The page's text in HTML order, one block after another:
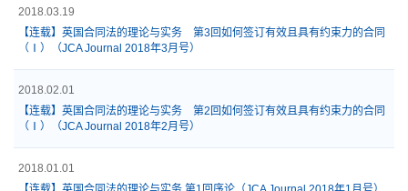
2018.03.19
【连载】英国合同法的理论与实务 第3回如何签订有效且具有约束力的合同
（Ⅰ）（JCA Journal 2018年3月号）
2018.02.01
【连载】英国合同法的理论与实务 第2回如何签订有效且具有约束力的合同
（Ⅰ）（JCA Journal 2018年2月号）
2018.01.01